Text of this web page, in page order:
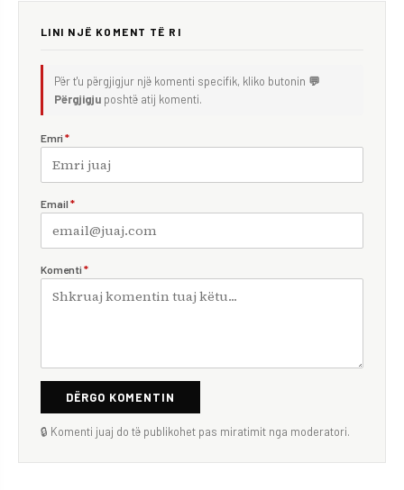
LINI NJË KOMENT TË RI
Për t'u përgjigjur një komenti specifik, kliko butonin 💬
Përgjigju poshtë atij komenti.
Emri *
Email *
Komenti *
DËRGO KOMENTIN
🔒 Komenti juaj do të publikohet pas miratimit nga moderatori.